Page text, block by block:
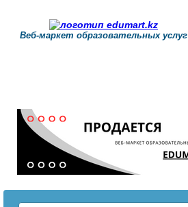
Веб-маркет образовательных услуг